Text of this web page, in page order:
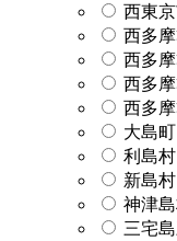
西東
西多
西多
西多
西多
大島町
利島村
新島村
神津
三宅